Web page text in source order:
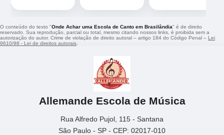
O conteúdo do texto "Onde Achar uma Escola de Canto em Brasilândia" é de direito
reservado. Sua reprodução, parcial ou total, mesmo citando nossos links, é proibida sem a
autorização do autor. Crime de violação de direito autoral – artigo 184 do Código Penal – Lei
9610/98 - Lei de direitos autorais
Allemande Escola de Música
Rua Alfredo Pujol, 115 - Santana
São Paulo - SP - CEP: 02017-010